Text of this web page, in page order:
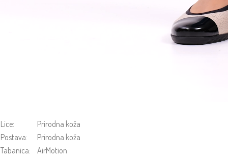
Lice:
Prirodna koža
Postava:
Prirodna koža
Tabanica:
AirMotion